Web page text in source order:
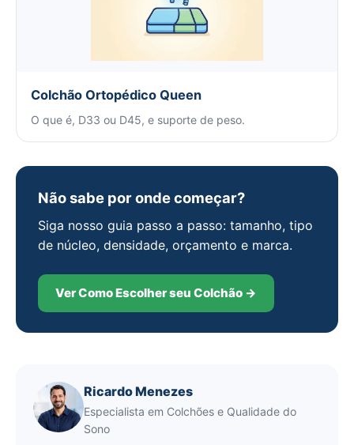
Colchão Ortopédico Queen
O que é, D33 ou D45, e suporte de peso.
Não sabe por onde começar?
Siga nosso guia passo a passo: tamanho, tipo
de núcleo, densidade, orçamento e marca.
Ver Como Escolher seu Colchão →
Ricardo Menezes
Especialista em Colchões e Qualidade do
Sono